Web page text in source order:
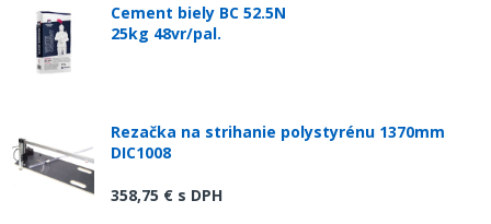
Cement biely BC 52.5N
25kg 48vr/pal.
Rezačka na strihanie polystyrénu 1370mm
DIC1008
358,75 € s DPH